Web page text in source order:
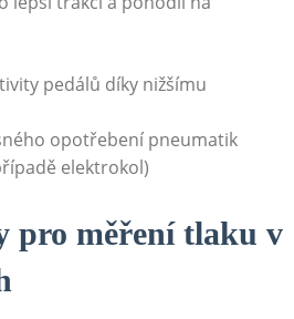
pedálů díky nižšímu
opotřebení pneumatik
elektrokol)
pro měření tlaku v